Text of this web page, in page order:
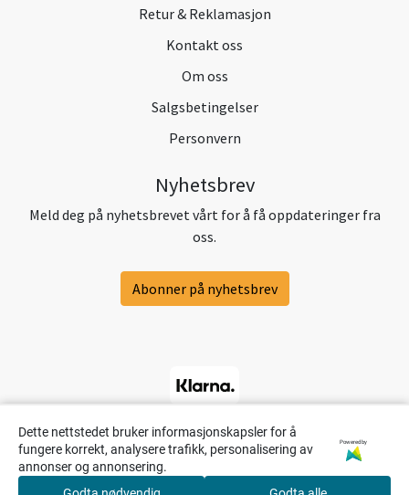
Retur & Reklamasjon
Kontakt oss
Om oss
Salgsbetingelser
Personvern
Nyhetsbrev
Meld deg på nyhetsbrevet vårt for å få oppdateringer fra
oss.
Abonner på nyhetsbrev
Dette nettstedet bruker informasjonskapsler for å
fungere korrekt, analysere trafikk, personalisering av
annonser og annonsering.
Powered by